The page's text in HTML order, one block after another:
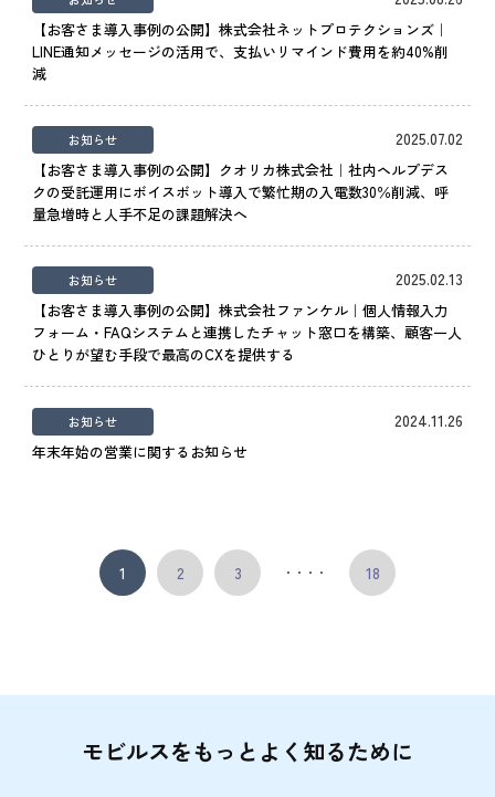
【お客さま導入事例の公開】株式会社ネットプロテクションズ｜
LINE通知メッセージの活用で、支払いリマインド費用を約40%削
減
お知らせ 2025.07.02
【お客さま導入事例の公開】クオリカ株式会社｜社内ヘルプデス
クの受託運用にボイスボット導入で繁忙期の入電数30％削減、呼
量急増時と人手不足の課題解決へ
お知らせ 2025.02.13
【お客さま導入事例の公開】株式会社ファンケル｜個人情報入力
フォーム・FAQシステムと連携したチャット窓口を構築、顧客一人
ひとりが望む手段で最高のCXを提供する
お知らせ 2024.11.26
年末年始の営業に関するお知らせ
1 2 3 ・・・・ 18
モビルスをもっとよく知るために